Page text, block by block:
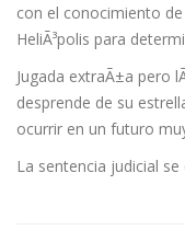
con el conocimiento
HeliÃ³polis para
Jugada extraÃ±a pero
desprende de su
ocurrir en un futuro
La sentencia judicial se